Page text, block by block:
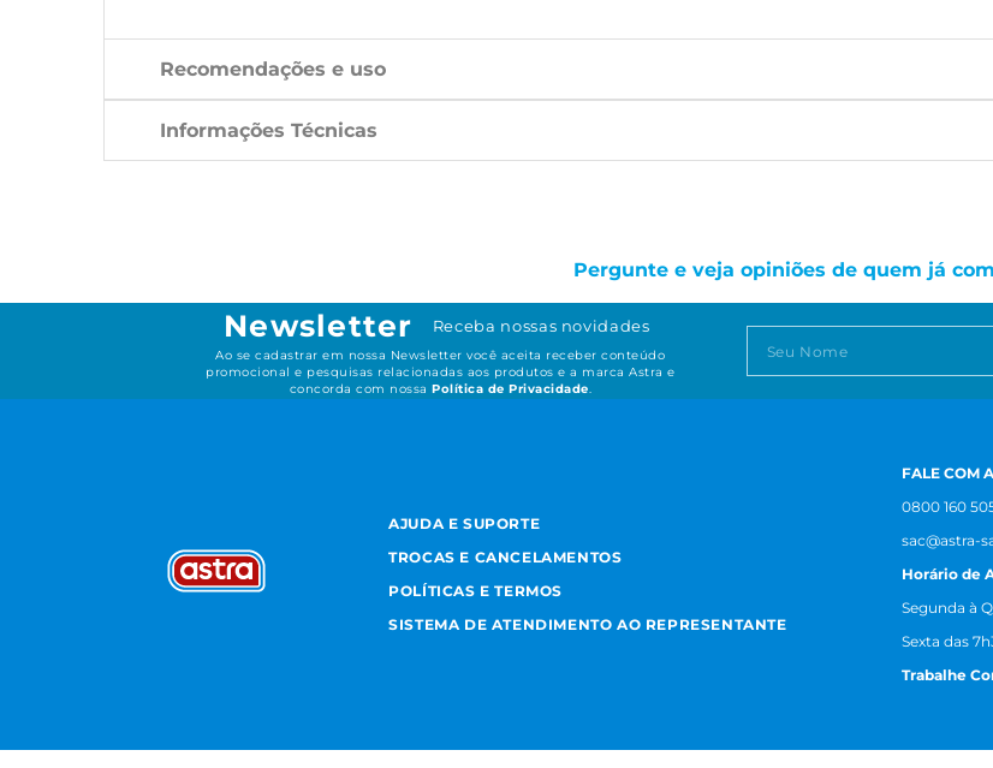
Recomendações e uso
Informações Técnicas
Pergunte e veja opiniões de quem já
Newsletter Receba nossas novidades
Ao se cadastrar em nossa Newsletter você aceita receber conteúdo
promocional e pesquisas relacionadas aos produtos e a marca Astra e
concorda com nossaPolítica de Privacidade.
AJUDA E SUPORTE
TROCAS E CANCELAMENTOS
POLÍTICAS E TERMOS
SISTEMA DE ATENDIMENTO AO REPRESENTANTE
FALE COM
0800 160
sac@astra-
Horário de
Segunda à
Sexta das
Trabalhe